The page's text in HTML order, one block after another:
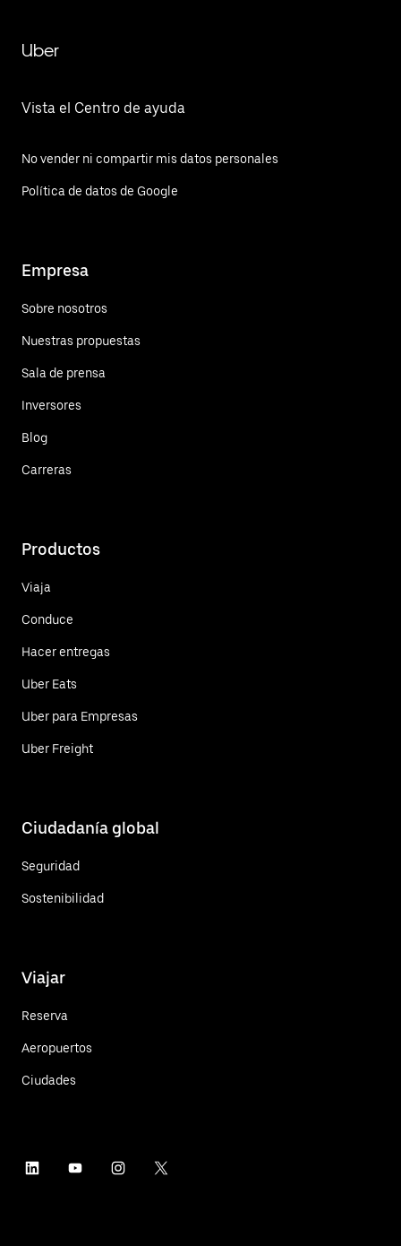
Uber
Vista el Centro de ayuda
No vender ni compartir mis datos personales
Política de datos de Google
Empresa
Sobre nosotros
Nuestras propuestas
Sala de prensa
Inversores
Blog
Carreras
Productos
Viaja
Conduce
Hacer entregas
Uber Eats
Uber para Empresas
Uber Freight
Ciudadanía global
Seguridad
Sostenibilidad
Viajar
Reserva
Aeropuertos
Ciudades